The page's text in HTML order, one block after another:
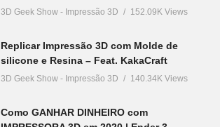
3D Geek Show - Impressão 3D 152.09K Views
Replicar Impressão 3D com Molde de
silicone e Resina – Feat. KakaCraft
3D Geek Show - Impressão 3D 140.34K Views
Como GANHAR DINHEIRO com